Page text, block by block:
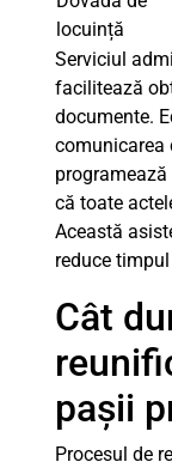
locuință
Serviciul
facilitează
documente.
comunicarea
că toate
Această
reduce
Cât
pașii
Procesul de